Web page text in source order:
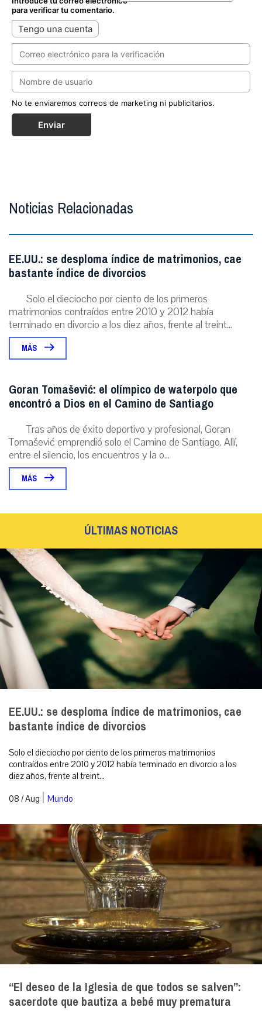
para verificar tu comentario.
Tengo una cuenta
No te enviaremos correos de marketing ni publicitarios.
Enviar
Noticias Relacionadas
EE.UU.: se desploma índice de matrimonios, cae
bastante índice de divorcios
Solo el dieciocho por ciento de los primeros
matrimonios contraídos entre 2010 y 2012 había
terminado en divorcio a los diez años, frente al treint...
MÁS
Goran Tomašević: el olímpico de waterpolo que
encontró a Dios en el Camino de Santiago
Tras años de éxito deportivo y profesional, Goran
Tomašević emprendió solo el Camino de Santiago. Allí,
entre el silencio, los encuentros y la o...
MÁS
ÚLTIMAS NOTICIAS
EE.UU.: se desploma índice de matrimonios, cae
bastante índice de divorcios
Solo el dieciocho por ciento de los primeros matrimonios
contraídos entre 2010 y 2012 había terminado en divorcio a los
diez años, frente al treint...
08 / Aug | Mundo
“El deseo de la Iglesia de que todos se salven”:
sacerdote que bautiza a bebé muy prematura